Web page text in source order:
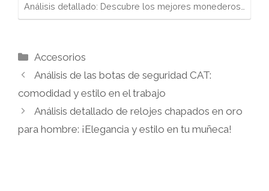
Análisis detallado: Descubre los mejores monederos…
Categorías
Accesorios
Análisis de las botas de seguridad CAT:
comodidad y estilo en el trabajo
Análisis detallado de relojes chapados en oro
para hombre: ¡Elegancia y estilo en tu muñeca!